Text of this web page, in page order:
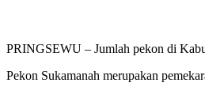
PRINGSEWU – Jumlah pekon di
Pekon Sukamanah merupakan